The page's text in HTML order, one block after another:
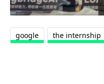
google the internship